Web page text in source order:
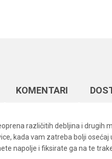
KOMENTARI
različitih debljina i
kada vam zatreba bolji
napolje i fiksirate ga na te